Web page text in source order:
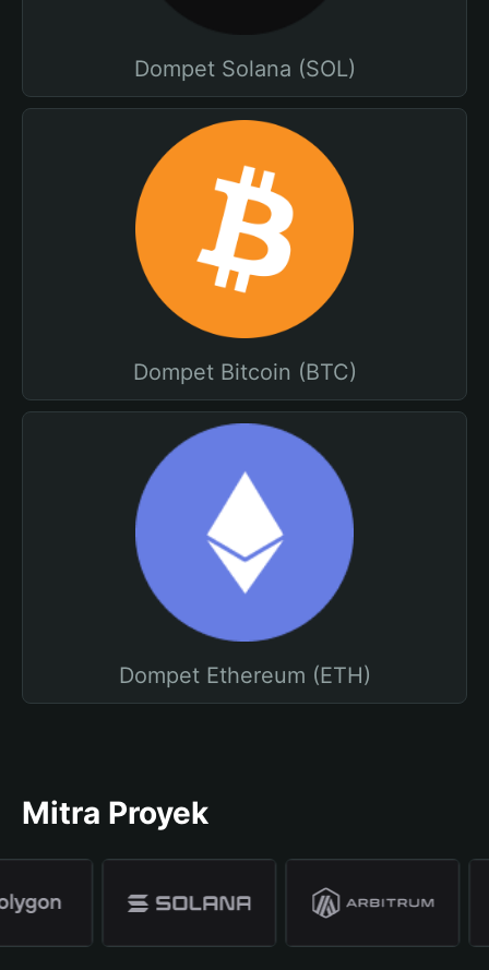
Dompet Solana (SOL)
Dompet Bitcoin (BTC)
Dompet Ethereum (ETH)
Mitra Proyek